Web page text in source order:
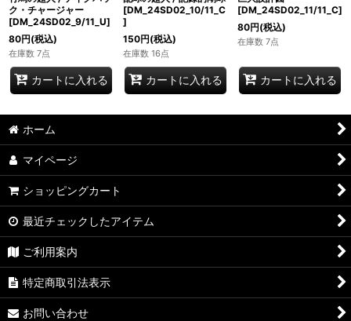
ク・チャージャー
[DM_24SD02_9/11_U]
80円(税込)
在庫数 7点
カートに入れる
[DM_24SD02_10/11_C
]
150円(税込)
在庫数 16点
カートに入れる
[DM_24SD02_11/11_C]
80円(税込)
在庫数 7点
カートに入れる
ホーム
マイページ
ショッピングカート
最近チェックしたアイテム
ご利用案内
特定商取引法表示
お問い合わせ